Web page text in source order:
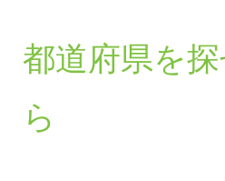
都道府県を
ら